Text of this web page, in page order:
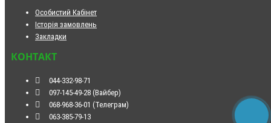
Особистий Кабінет
Історія замовлень
Закладки
КОНТАКТ
044-332-98-71
097-145-49-28 (Вайбер)
068-968-36-01 (Телеграм)
063-385-79-13